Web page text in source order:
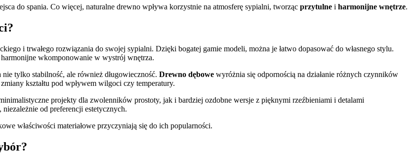
do spania. Co więcej, naturalne drewno wpływa korzystnie na atmosferę sypialni, tworząc przytulne i harmonijne wnętrze.
i trwałego rozwiązania do swojej sypialni. Dzięki bogatej gamie modeli, można je łatwo dopasować do własnego stylu.
wkomponowanie w wystrój wnętrza.
tylko stabilność, ale również długowieczność. Drewno dębowe wyróżnia się odpornością na działanie różnych czynników
kształtu pod wpływem wilgoci czy temperatury.
projekty dla zwolenników prostoty, jak i bardziej ozdobne wersje z pięknymi rzeźbieniami i detalami
od preferencji estetycznych.
właściwości materiałowe przyczyniają się do ich popularności.